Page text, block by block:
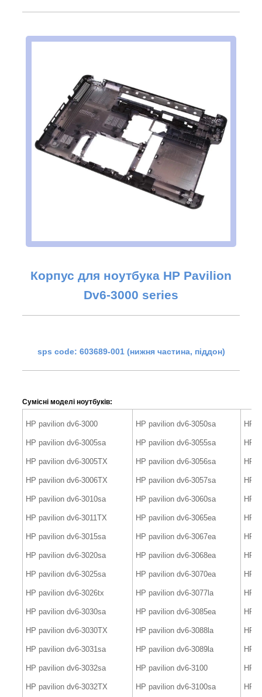
Корпус для ноутбука HP Pavilion
Dv6-3000 series
sps code: 603689-001 (нижня частина, піддон)
Сумісні моделі ноутбуків:
HP pavilion dv6-3000
HP pavilion dv6-3005sa
HP pavilion dv6-3005TX
HP pavilion dv6-3006TX
HP pavilion dv6-3010sa
HP pavilion dv6-3011TX
HP pavilion dv6-3015sa
HP pavilion dv6-3020sa
HP pavilion dv6-3025sa
HP pavilion dv6-3026tx
HP pavilion dv6-3030sa
HP pavilion dv6-3030TX
HP pavilion dv6-3031sa
HP pavilion dv6-3032sa
HP pavilion dv6-3032TX
HP pavilion dv6-3050sa
HP pavilion dv6-3055sa
HP pavilion dv6-3056sa
HP pavilion dv6-3057sa
HP pavilion dv6-3060sa
HP pavilion dv6-3065ea
HP pavilion dv6-3067ea
HP pavilion dv6-3068ea
HP pavilion dv6-3070ea
HP pavilion dv6-3077la
HP pavilion dv6-3085ea
HP pavilion dv6-3088la
HP pavilion dv6-3089la
HP pavilion dv6-3100
HP pavilion dv6-3100sa
HP
HP
HP
HP
HP
HP
HP
HP
HP
HP
HP
HP
HP
HP
HP